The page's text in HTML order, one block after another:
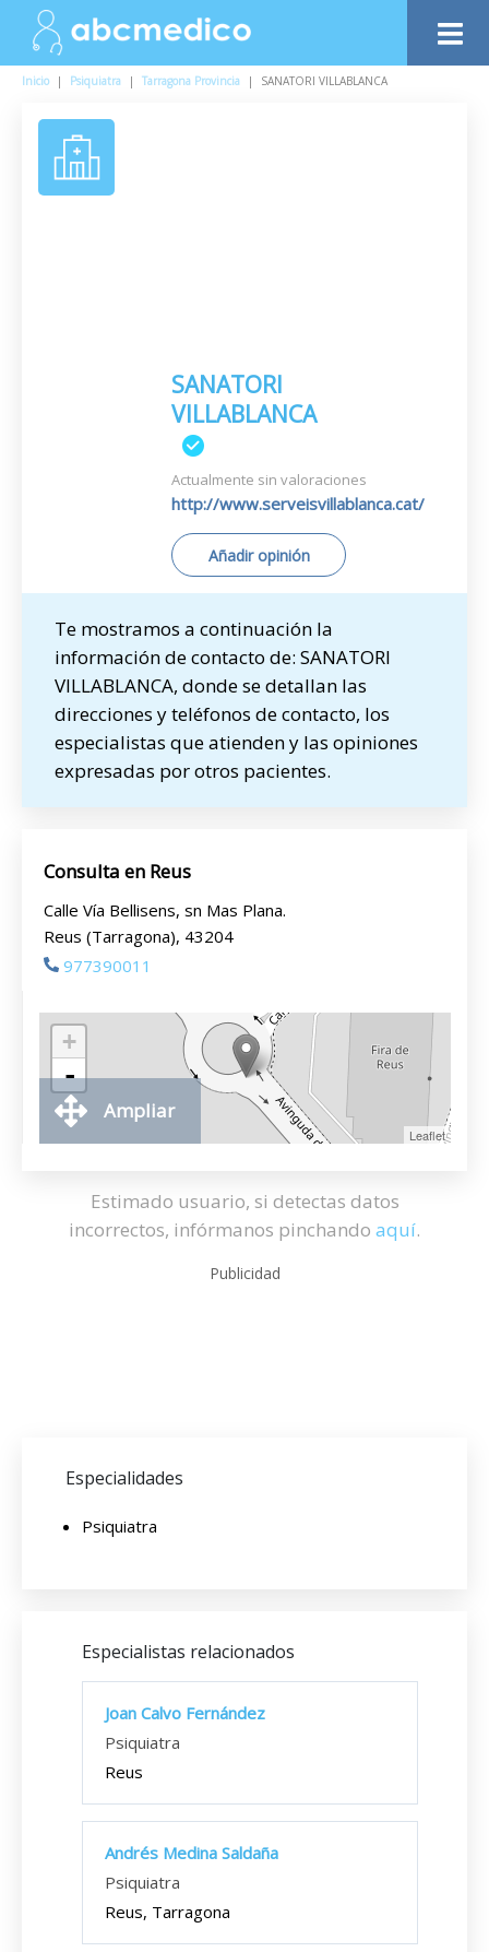
Inicio | Psiquiatra | Tarragona Provincia | SANATORI VILLABLANCA
SANATORI
VILLABLANCA
Actualmente sin valoraciones
http://www.serveisvillablanca.cat/
Añadir opinión
Te mostramos a continuación la
información de contacto de: SANATORI
VILLABLANCA, donde se detallan las
direcciones y teléfonos de contacto, los
especialistas que atienden y las opiniones
expresadas por otros pacientes.
Consulta en Reus
Calle Vía Bellisens, sn Mas Plana.
Reus (Tarragona), 43204
977390011
+
-
Leaflet
Ampliar
Estimado usuario, si detectas datos
incorrectos, infórmanos pinchando aquí.
Publicidad
Especialidades
Psiquiatra
Especialistas relacionados
Joan Calvo Fernández
Psiquiatra
Reus
Andrés Medina Saldaña
Psiquiatra
Reus, Tarragona